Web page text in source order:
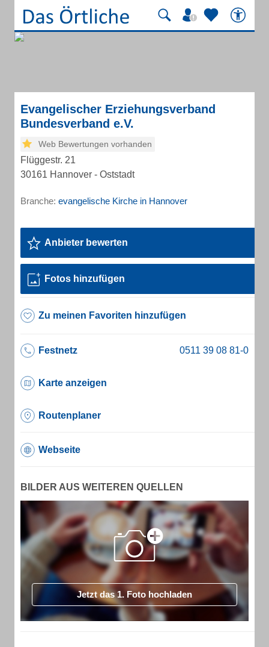
Evangelischer Erziehungsverband
Bundesverband e.V.
Web Bewertungen vorhanden
Flüggestr. 21
30161 Hannover - Oststadt
Branche: evangelische Kirche in Hannover
Anbieter bewerten
Fotos hinzufügen
Zu meinen Favoriten hinzufügen
Festnetz
Karte anzeigen
Routenplaner
Webseite
BILDER AUS WEITEREN QUELLEN
Jetzt das 1. Foto hochladen